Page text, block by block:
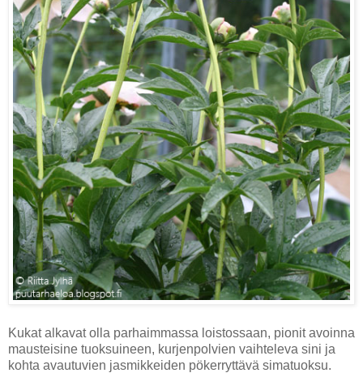
Kukat alkavat olla parhaimmassa loistossaan, pionit avoinna
mausteisine tuoksuineen, kurjenpolvien vaihteleva sini ja
kohta avautuvien jasmikkeiden pökerryttävä simatuoksu.